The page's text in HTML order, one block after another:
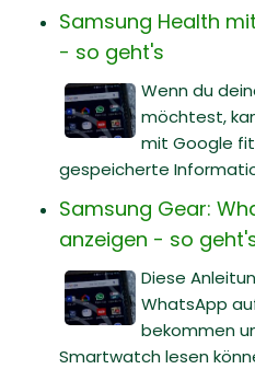
Samsung Health
- so geht's
Wenn du
möchtest,
mit Google
gespeicherte
Samsung Gear:
anzeigen - so
Diese
WhatsApp
bekommen
Smartwatch lesen